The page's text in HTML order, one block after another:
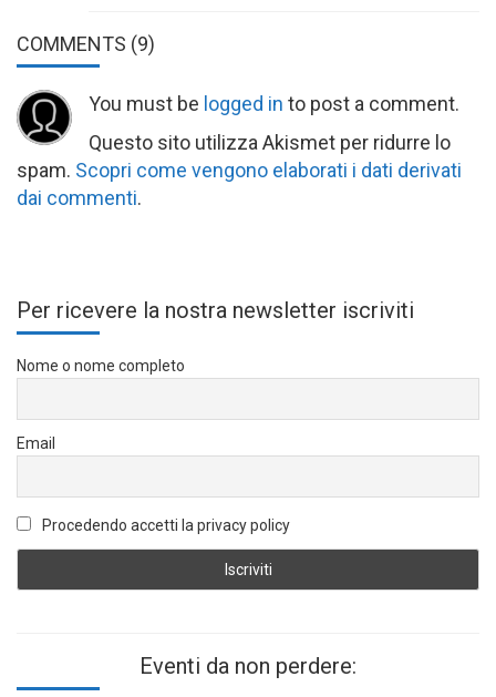
COMMENTS (9)
You must be logged in to post a comment.
Questo sito utilizza Akismet per ridurre lo
spam. Scopri come vengono elaborati i dati derivati
dai commenti.
Per ricevere la nostra newsletter iscriviti
Nome o nome completo
Email
Procedendo accetti la privacy policy
Eventi da non perdere: